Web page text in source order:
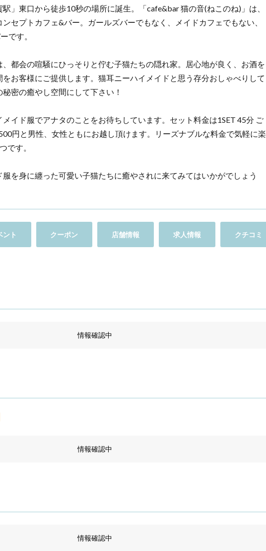
」東口から徒歩10秒の場所に誕生。「cafe&bar 猫の音(ねこのね)」は、
セプトカフェ&バー。ガールズバーでもなく、メイドカフェでもない、
です。
都会の喧騒にひっそりと佇む子猫たちの隠れ家。居心地が良く、お酒を
をお客様にご提供します。猫耳ニーハイメイドと思う存分おしゃべりして
密の癒やし空間にして下さい！
イド服でアナタのことをお待ちしています。セット料金は1SET 45分 ご
円と男性、女性ともにお越し頂けます。リーズナブルな料金で気軽に楽
です。
を身に纏った可愛い子猫たちに癒やされに来てみてはいかがでしょう
ント クーポン 店舗情報 求人情報 クチコミ
情報確認中
情報確認中
情報確認中